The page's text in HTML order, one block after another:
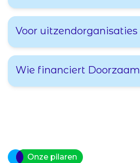
Voor uitzendorganisaties
Wie financiert Doorzaam
Onze pilaren